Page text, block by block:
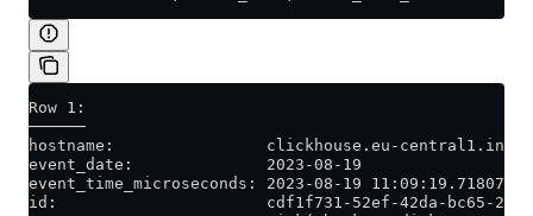
Row 1:
──────
hostname:                clickhouse.eu-
event_date:              2023-08-19
event_time_microseconds: 2023-08-19 11:09:19.718077
id:                      cdf1f731-52ef-42da-bc65-